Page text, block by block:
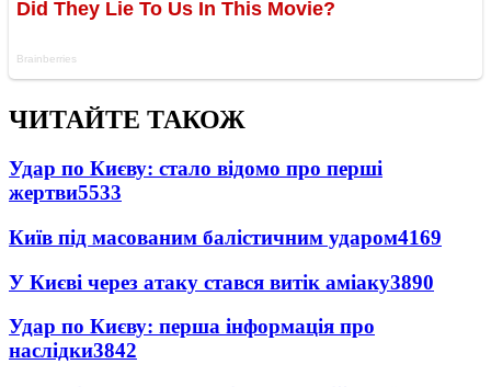
ЧИТАЙТЕ ТАКОЖ
Удар по Києву: стало відомо про перші
жертви5533
Київ під масованим балістичним ударом4169
У Києві через атаку стався витік аміаку3890
Удар по Києву: перша інформація про
наслідки3842